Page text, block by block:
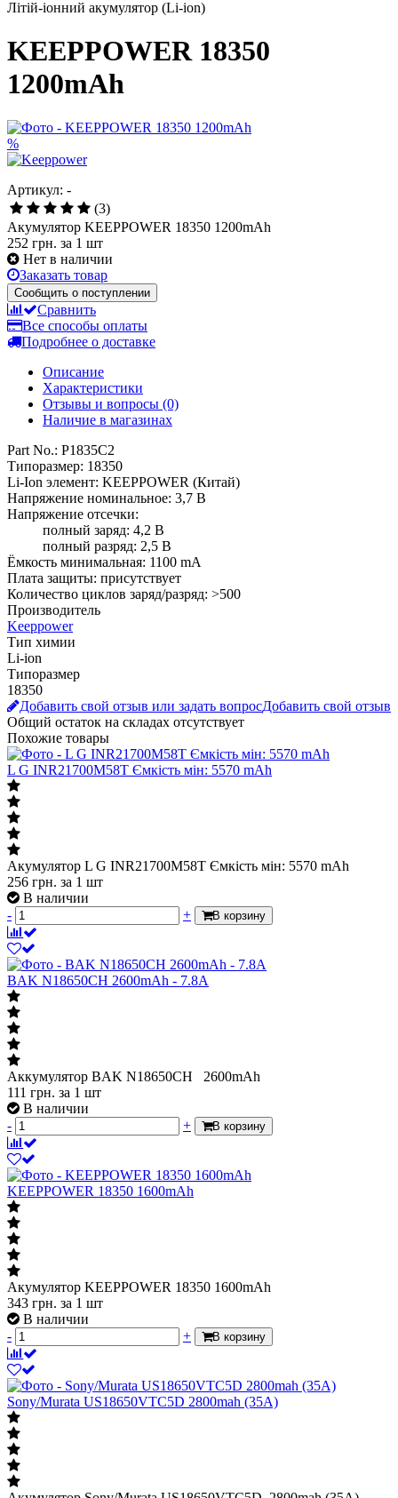
KEEPPOWER 18350
1200mAh
%
Акумулятор KEEPPOWER 18350 1200mAh
252 грн.за 1 шт
Нет в наличии
Заказать товар
Сообщить о поступлении
Сравнить
Все способы оплаты
Подробнее о доставке
Характеристики
Отзывы и вопросы
Наличие в магазинах
Типоразмер: 18350
Li-Ion элемент: KEEPPOWER (Китай)
Напряжение номинальное: 3,7 В
Напряжение отсечки:
полный заряд: 4,2 В
полный разряд: 2,5 В
Ёмкость минимальная: 1100 mA
Плата защиты: присутствует
Количество циклов заряд/разряд: >500
Производитель
Keeppower
Тип химии
Li-ion
Типоразмер
18350
Добавить свой отзыв или задать вопрос
Общий остаток на складахотсутствует
Похожие товары
L G INR21700M58T Ємкість мін: 5570 mAh
Акумулятор L G INR21700M58T Ємкість мін: 5570 mAh
256грн.за 1 шт
В наличии
-
BAK N18650CH 2600mAh - 7.8A
Аккумулятор BAK N18650CH 2600mAh
111грн.за 1 шт
В наличии
-
KEEPPOWER 18350 1600mAh
Акумулятор KEEPPOWER 18350 1600mAh
343грн.за 1 шт
В наличии
-
Sony/Murata US18650VTC5D 2800mah (35А)
Акумулятор Sony/Murata US18650VTC5D 2800mah (35А)